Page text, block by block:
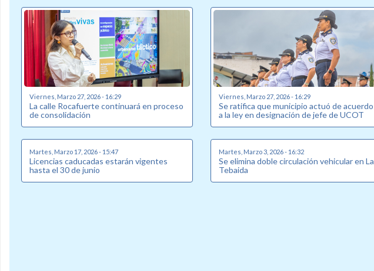
Viernes, Marzo 27, 2026 - 16:29
La calle Rocafuerte continuará en proceso
de consolidación
Viernes, Marzo 27, 2026 - 16:29
Se ratifica que municipio actuó de acuerdo
a la ley en designación de jefe de UCOT
Martes, Marzo 17, 2026 - 15:47
Licencias caducadas estarán vigentes
hasta el 30 de junio
Martes, Marzo 3, 2026 - 16:32
Se elimina doble circulación vehicular en La
Tebaida